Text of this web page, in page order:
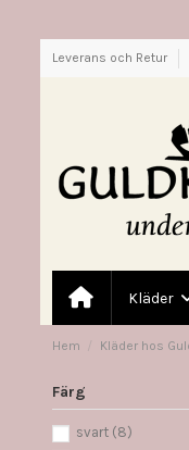
Leverans och Retur
Kläder
Hem Kläder hos
Färg
svart (8)